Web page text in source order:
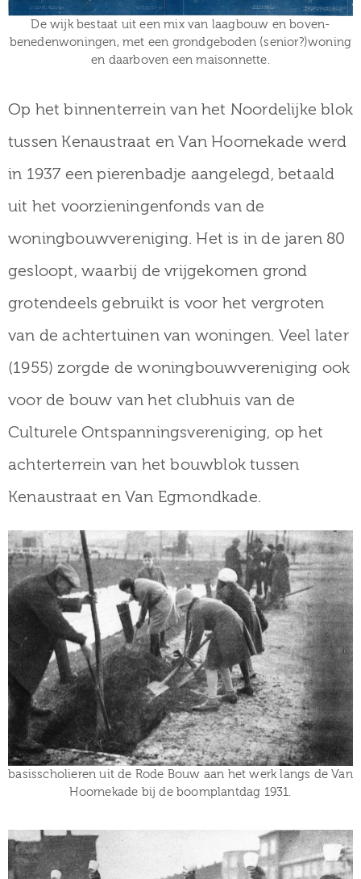
De wijk bestaat uit een mix van laagbouw en boven-
benedenwoningen, met een grondgeboden (senior?)woning
en daarboven een maisonnette.
Op het binnenterrein van het Noordelijke blok
tussen Kenaustraat en Van Hoornekade werd
in 1937 een pierenbadje aangelegd, betaald
uit het voorzieningenfonds van de
woningbouwvereniging. Het is in de jaren 80
gesloopt, waarbij de vrijgekomen grond
grotendeels gebruikt is voor het vergroten
van de achtertuinen van woningen. Veel later
(1955) zorgde de woningbouwvereniging ook
voor de bouw van het clubhuis van de
Culturele Ontspanningsvereniging, op het
achterterrein van het bouwblok tussen
Kenaustraat en Van Egmondkade.
basisscholieren uit de Rode Bouw aan het werk langs de Van
Hoornekade bij de boomplantdag 1931.